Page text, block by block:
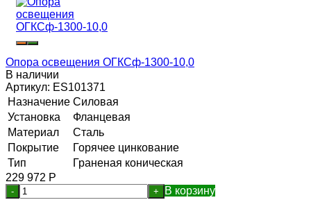
Опора освещения ОГКСф-1300-10,0
В наличии
Артикул: ES101371
Назначение Силовая
Установка
Фланцевая
Материал
Сталь
Покрытие
Горячее цинкование
Тип
Граненая коническая
229 972 Р
- +
В корзину